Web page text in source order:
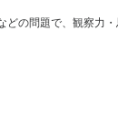
の問題で、観察力・